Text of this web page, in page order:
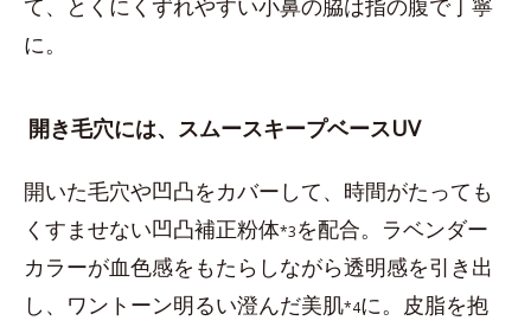
て、とくにくずれやすい小鼻の脇は指の腹で丁寧
に。
開き毛穴には、スムースキープベースUV
開いた毛穴や凹凸をカバーして、時間がたっても
くすませない凹凸補正粉体*3を配合。ラベンダー
カラーが血色感をもたらしながら透明感を引き出
し、ワントーン明るい澄んだ美肌*4に。皮脂を抱